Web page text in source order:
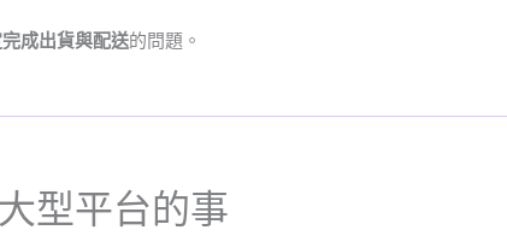
成出貨與配送的問題。
型平台的事